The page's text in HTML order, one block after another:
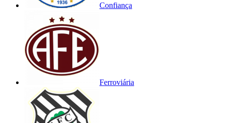
Confiança
Ferroviária